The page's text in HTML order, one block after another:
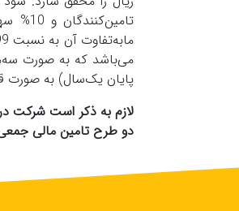
می‌باشد که به صورت
پایان یک‌سال) به صورت
دو طرح تامین مالی جمعی در جریان به مبلغ 500 میلیارد ریال